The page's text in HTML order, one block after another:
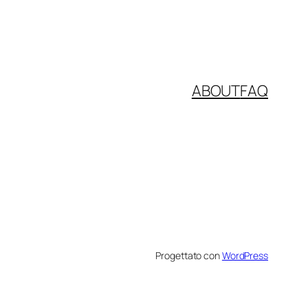
ABOUTFAQ
Progettato conWordPress